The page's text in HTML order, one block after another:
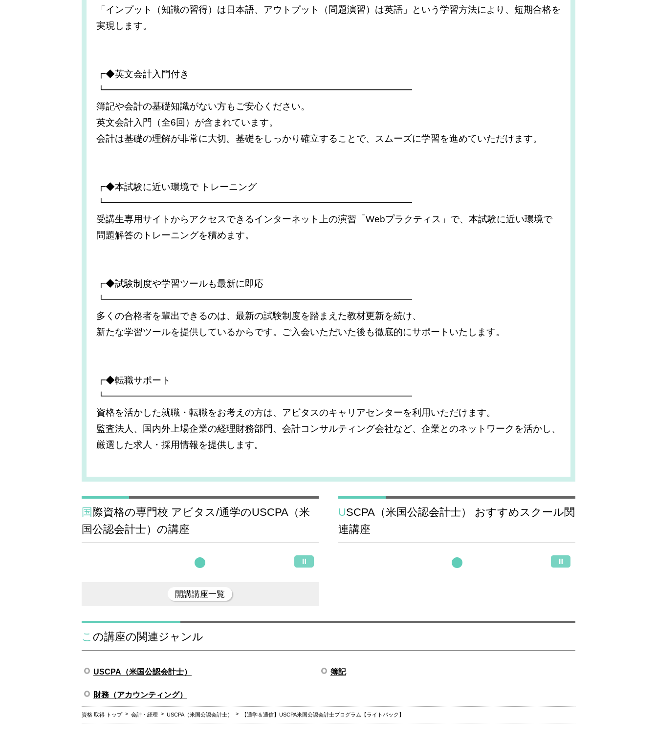
「インプット（知識の習得）は日本語、アウトプット（問題演習）は英語」という学習方法により、短期合格を
実現します。
┏◆英文会計入門付き
┗━━━━━━━━━━━━━━━━━━━━━━━━━━━━━━━━━
簿記や会計の基礎知識がない方もご安心ください。
英文会計入門（全6回）が含まれています。
会計は基礎の理解が非常に大切。基礎をしっかり確立することで、スムーズに学習を進めていただけます。
┏◆本試験に近い環境で トレーニング
┗━━━━━━━━━━━━━━━━━━━━━━━━━━━━━━━━━
受講生専用サイトからアクセスできるインターネット上の演習「Webプラクティス」で、本試験に近い環境で
問題解答のトレーニングを積めます。
┏◆試験制度や学習ツールも最新に即応
┗━━━━━━━━━━━━━━━━━━━━━━━━━━━━━━━━━
多くの合格者を輩出できるのは、最新の試験制度を踏まえた教材更新を続け、
新たな学習ツールを提供しているからです。ご入会いただいた後も徹底的にサポートいたします。
┏◆転職サポート
┗━━━━━━━━━━━━━━━━━━━━━━━━━━━━━━━━━
資格を活かした就職・転職をお考えの方は、アビタスのキャリアセンターを利用いただけます。
監査法人、国内外上場企業の経理財務部門、会計コンサルティング会社など、企業とのネットワークを活かし、
厳選した求人・採用情報を提供します。
国際資格の専門校 アビタス/通学のUSCPA（米
国公認会計士）の講座
開講講座一覧
USCPA（米国公認会計士） おすすめスクール関
連講座
この講座の関連ジャンル
USCPA（米国公認会計士） 簿記
財務（アカウンティング）
資格 取得 トップ 会計・経理 USCPA（米国公認会計士） 【通学＆通信】USCPA米国公認会計士プログラム【ライトパック】